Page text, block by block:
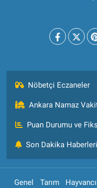
Nöbetçi Eczaneler
Ankara Namaz
Puan Durumu ve
Son Dakika Haberleri
Genel Tarım